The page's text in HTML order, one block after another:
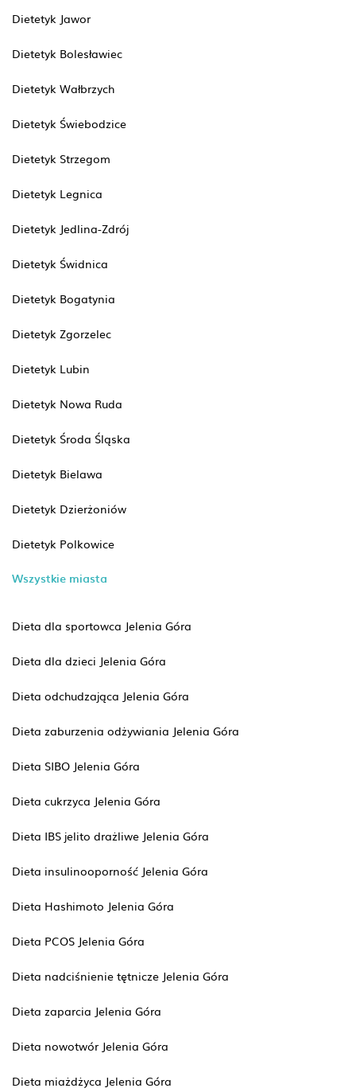
Dietetyk Jawor
Dietetyk Bolesławiec
Dietetyk Wałbrzych
Dietetyk Świebodzice
Dietetyk Strzegom
Dietetyk Legnica
Dietetyk Jedlina-Zdrój
Dietetyk Świdnica
Dietetyk Bogatynia
Dietetyk Zgorzelec
Dietetyk Lubin
Dietetyk Nowa Ruda
Dietetyk Środa Śląska
Dietetyk Bielawa
Dietetyk Dzierżoniów
Dietetyk Polkowice
Wszystkie miasta
Dieta dla sportowca Jelenia Góra
Dieta dla dzieci Jelenia Góra
Dieta odchudzająca Jelenia Góra
Dieta zaburzenia odżywiania Jelenia Góra
Dieta SIBO Jelenia Góra
Dieta cukrzyca Jelenia Góra
Dieta IBS jelito drażliwe Jelenia Góra
Dieta insulinooporność Jelenia Góra
Dieta Hashimoto Jelenia Góra
Dieta PCOS Jelenia Góra
Dieta nadciśnienie tętnicze Jelenia Góra
Dieta zaparcia Jelenia Góra
Dieta nowotwór Jelenia Góra
Dieta miażdżyca Jelenia Góra